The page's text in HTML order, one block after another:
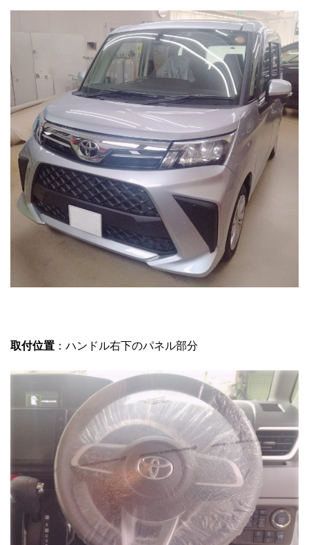
取付位置 ：ハンドル右下のパネル部分